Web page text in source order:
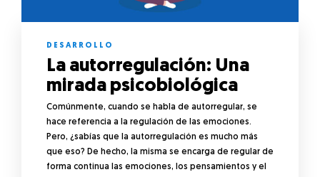
DESARROLLO
La autorregulación: Una
mirada psicobiológica
Comúnmente, cuando se habla de autorregular, se
hace referencia a la regulación de las emociones.
Pero, ¿sabías que la autorregulación es mucho más
que eso? De hecho, la misma se encarga de regular de
forma continua las emociones, los pensamientos y el